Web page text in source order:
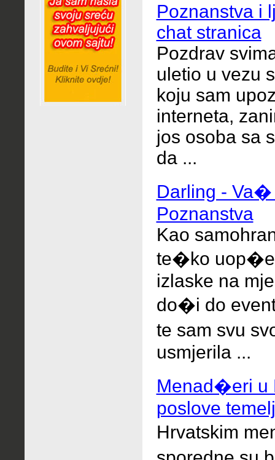
Poznanstva i
chat stranica
Pozdrav
uletio u vezu
koju sam
interneta,
jos osoba sa
da ...
Darling -
Poznanstva
Kao
te�ko uop�e
izlaske na
do�i do
te sam svu
usmjerila ...
Menad�eri u
poslove
Hrvatskim